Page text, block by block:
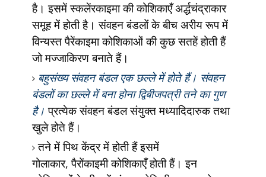
है। इसमें स्कलेंरकाइमा की कोशिकाएँ अर्द्धचंद्राकार
समूह में होती है। संवहन बंडलों के बीच अरीय रूप में
विन्यस्त पैरेंकाइमा कोशिकाओं की कुछ सतहें होती हैं
जो मज्जाकिरण बनाते हैं।
बहुसंख्य संवहन बंडल एक छल्ले में होते हैं। संवहन
बंडलों का छल्ले में बना होना द्विबीजपत्री तने का गुण
है। प्रत्येक संवहन बंडल संयुक्त मध्यादिदारुक तथा
खुले होते हैं।
तने में पिथ केंद्र में होती हैं इसमें
गोलाकार,पैरोंकाइमी कोशिकाएँ होती हैं। इन